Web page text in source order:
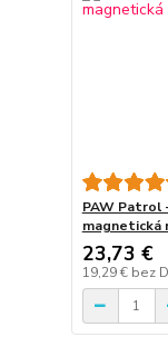
PAW Patrol
magnetická
23,73 €
19,29 € bez